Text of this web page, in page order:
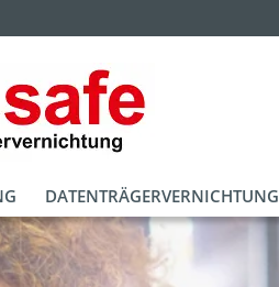
DATENTRÄGERVERNICHTUNG